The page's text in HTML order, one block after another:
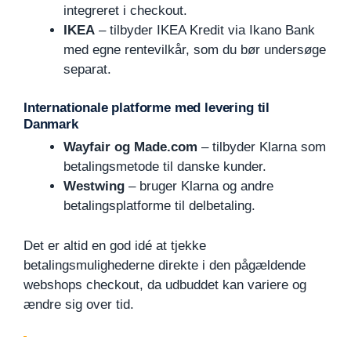
integreret i checkout.
IKEA – tilbyder IKEA Kredit via Ikano Bank
med egne rentevilkår, som du bør undersøge
separat.
Internationale platforme med levering til
Danmark
Wayfair og Made.com – tilbyder Klarna som
betalingsmetode til danske kunder.
Westwing – bruger Klarna og andre
betalingsplatforme til delbetaling.
Det er altid en god idé at tjekke
betalingsmulighederne direkte i den pågældende
webshops checkout, da udbuddet kan variere og
ændre sig over tid.